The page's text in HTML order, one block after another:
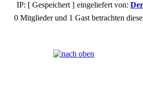
IP: [ Gespeichert ] eingeliefert von:
0 Mitglieder und 1 Gast betrachten